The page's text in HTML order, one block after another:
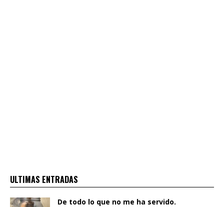
ULTIMAS ENTRADAS
De todo lo que no me ha servido.